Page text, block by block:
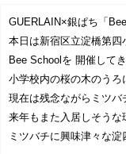
GUERLAIN×銀ぱち「
本日は新宿区立淀橋第
Bee Schoolを 開催して
小学校内の桜の木のうろ
現在は残念ながらミツバ
来年もまた入居しそうな
ミツバチに興味津々な淀
お問い合わせ